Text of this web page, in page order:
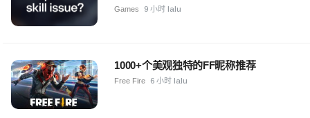
Games 9 小时 lalu
1000+个美观独特的FF昵称推荐
Free Fire 6 小时 lalu